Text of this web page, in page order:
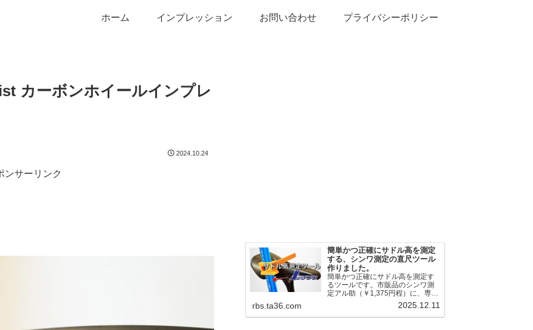
ホーム インプレッション お問い合わせ プライバシーポリシー
カーボンホイールインプレ
2024.10.24
ンサーリンク
簡単かつ正確にサドル高を測定
する、シンワ測定の直尺ツール
作りました。
簡単かつ正確にサドル高を測定す
るツールです。市販品のシンワ測
定アル助（￥1,375円程）に、専用
のサドル高測定ツールを取り付け
て使用します。これまで以上に、
サドル高を容易に測定できるよう
rbs.ta36.com 2025.12.11